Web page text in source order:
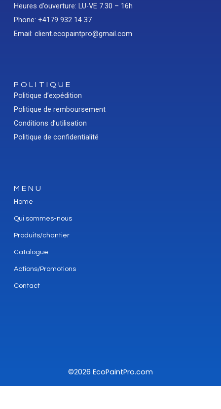
Heures d’ouverture: LU-VE 7.30 – 16h
Phone: +4179 932 14 37
Email: client.ecopaintpro@gmail.com
POLITIQUE
Politique d’expédition
Politique de remboursement
Conditions d’utilisation
Politique de confidentialité
MENU
Home
Qui sommes-nous
Produits/chantier
Catalogue
Actions/Promotions
Contact
©2026 EcoPaintPro.com